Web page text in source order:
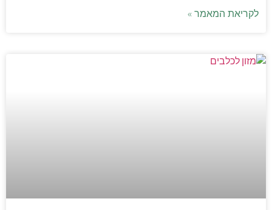
לקריאת המאמר »